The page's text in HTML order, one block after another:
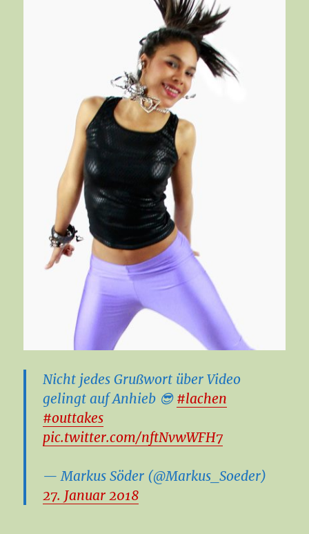
Nicht jedes Grußwort über Video
gelingt auf Anhieb 😎 #lachen
#outtakes
pic.twitter.com/nftNvwWFH7
— Markus Söder (@Markus_Soeder)
27. Januar 2018